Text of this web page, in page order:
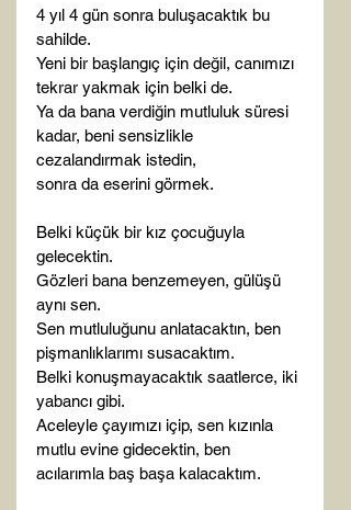
4 yıl 4 gün sonra buluşacaktık bu
sahilde.
Yeni bir başlangıç için değil, canımızı
tekrar yakmak için belki de.
Ya da bana verdiğin mutluluk süresi
kadar, beni sensizlikle
cezalandırmak istedin,
sonra da eserini görmek.
Belki küçük bir kız çocuğuyla
gelecektin.
Gözleri bana benzemeyen, gülüşü
aynı sen.
Sen mutluluğunu anlatacaktın, ben
pişmanlıklarımı susacaktım.
Belki konuşmayacaktık saatlerce, iki
yabancı gibi.
Aceleyle çayımızı içip, sen kızınla
mutlu evine gidecektin, ben
acılarımla baş başa kalacaktım.